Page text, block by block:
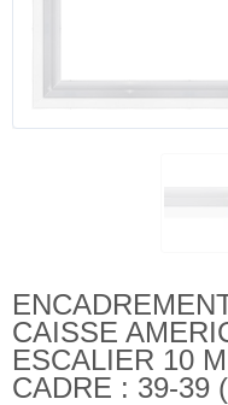
CAISSE
ESCALIER 10
CADRE : 39-39